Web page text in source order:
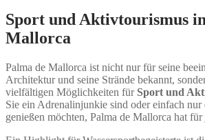
Sport und Aktivtourismus
Mallorca
Palma de Mallorca ist nicht nur für seine
Architektur und seine Strände bekannt,
vielfältigen Möglichkeiten für Sport und
Sie ein Adrenalinjunkie sind oder einfach nur
genießen möchten, Palma de Mallorca hat